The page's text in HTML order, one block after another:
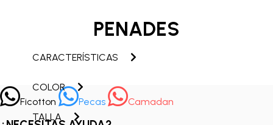
PENADES
CARACTERÍSTICAS
COLOR
TALLA
Ficotton Pecas Camadan